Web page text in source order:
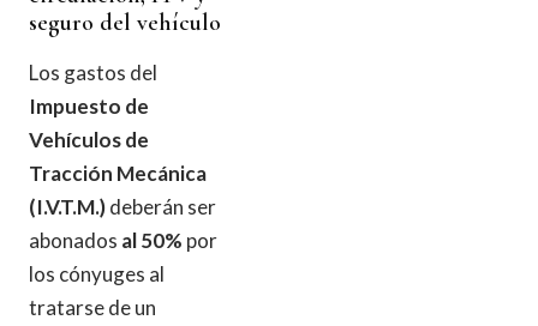
seguro del vehículo
Los gastos del
Impuesto de
Vehículos de
Tracción Mecánica
(I.V.T.M.)deberán ser
abonados al 50% por
los cónyuges al
tratarse de un